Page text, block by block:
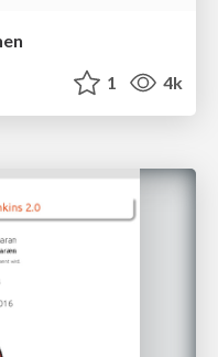
1 4k